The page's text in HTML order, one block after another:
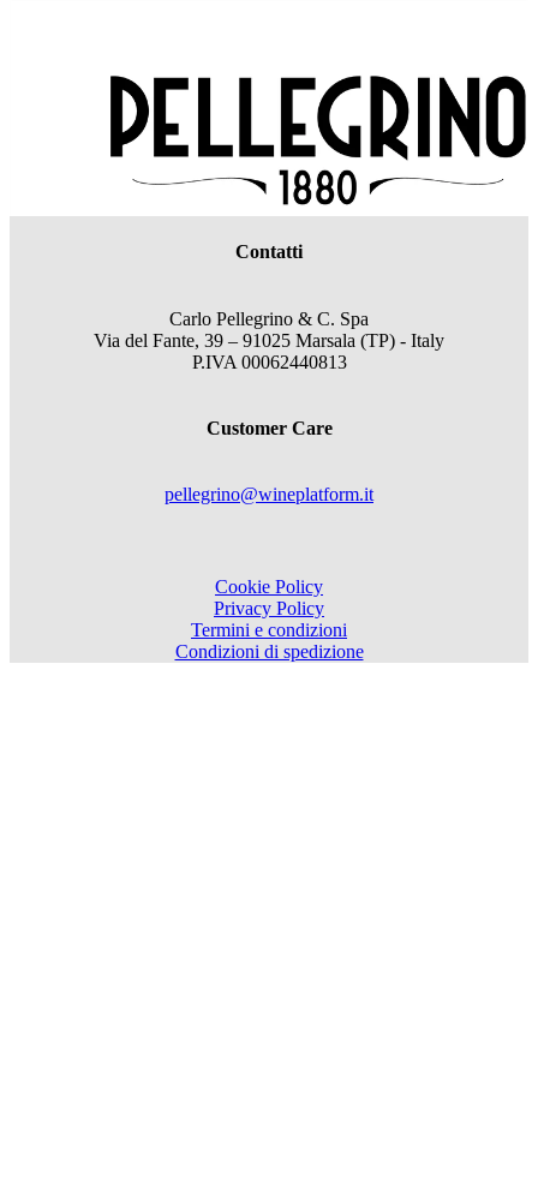
Contatti
Carlo Pellegrino & C. Spa
Via del Fante, 39 – 91025 Marsala (TP) - Italy
P.IVA 00062440813
Customer Care
pellegrino@wineplatform.it
Cookie Policy
Privacy Policy
Termini e condizioni
Condizioni di spedizione